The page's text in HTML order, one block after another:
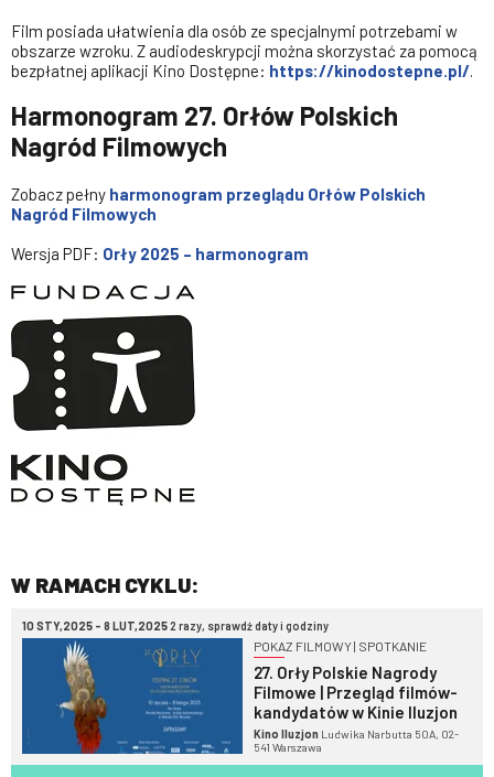
Film posiada ułatwienia dla osób ze specjalnymi potrzebami w
obszarze wzroku. Z audiodeskrypcji można skorzystać za pomocą
bezpłatnej aplikacji Kino Dostępne: https://kinodostepne.pl/.
Harmonogram 27. Orłów Polskich
Nagród Filmowych
Zobacz pełny harmonogram przeglądu Orłów Polskich
Nagród Filmowych
Wersja PDF: Orły 2025 – harmonogram
W RAMACH CYKLU:
10 STY,2025 - 8 LUT,20252 razy, sprawdź daty i godziny
POKAZ FILMOWY | SPOTKANIE
27. Orły Polskie Nagrody
Filmowe | Przegląd filmów-
kandydatów w Kinie Iluzjon
Kino Iluzjon Ludwika Narbutta 50A, 02-
541 Warszawa